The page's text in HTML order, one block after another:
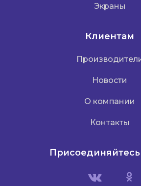
Экраны
Клиентам
Новости
О компании
Контакты